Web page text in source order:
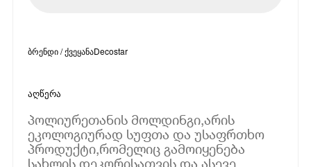
ბრენდი / ქვეყანაDecostar
აღწერა
პოლიურეთანის მოლდინგი,არის
ეკოლოგიურად სუფთა და უსაფრთხო
პროდუქტი,რომელიც გამოიყენება
სახლის დეკორისათვის და ასევე